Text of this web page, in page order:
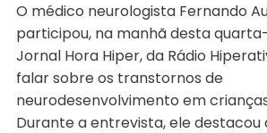
O médico neurologista Fernando
participou, na manhã desta
Jornal Hora Hiper, da Rádio
falar sobre os transtornos de
neurodesenvolvimento em
Durante a entrevista, ele destacou